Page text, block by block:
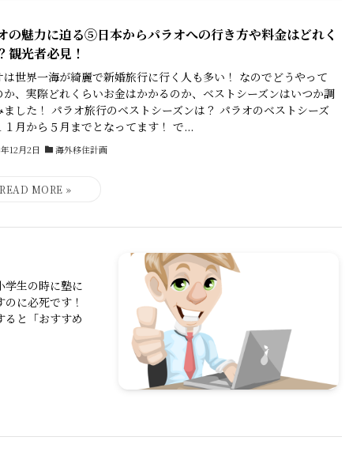
の魅力に迫る⑤日本からパラオへの行き方や料金はどれく
観光者必見！
は世界一海が綺麗で新婚旅行に行く人も多い！ なのでどうやって
か、実際どれくらいお金はかかるのか、ベストシーズンはいつか調
ました！ パラオ旅行のベストシーズンは？ パラオのベストシーズ
１月から５月までとなってます！ で...
12月2日 海外移住計画
学生の時に塾に
に必死です！
と「おすすめ